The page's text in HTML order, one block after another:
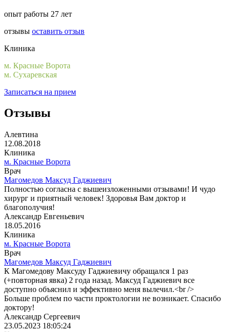
опыт работы 27 лет
отзывы оставить отзыв
Клиника
м. Красные Ворота
м. Сухаревская
Записаться на прием
Отзывы
Алевтина
12.08.2018
Клиника
м. Красные Ворота
Врач
Магомедов Максуд Гаджиевич
Полностью согласна с вышеизложенными отзывами! И чудо
хирург и приятный человек! Здоровья Вам доктор и
благополучия!
Александр Евгеньевич
18.05.2016
Клиника
м. Красные Ворота
Врач
Магомедов Максуд Гаджиевич
К Магомедову Максуду Гаджиевичу обращался 1 раз
(+повторная явка) 2 года назад. Максуд Гаджиевич все
доступно объяснил и эффективно меня вылечил.<br />
Больше проблем по части проктологии не возникает. Спасибо
доктору!
Александр Сергеевич
23.05.2023 18:05:24